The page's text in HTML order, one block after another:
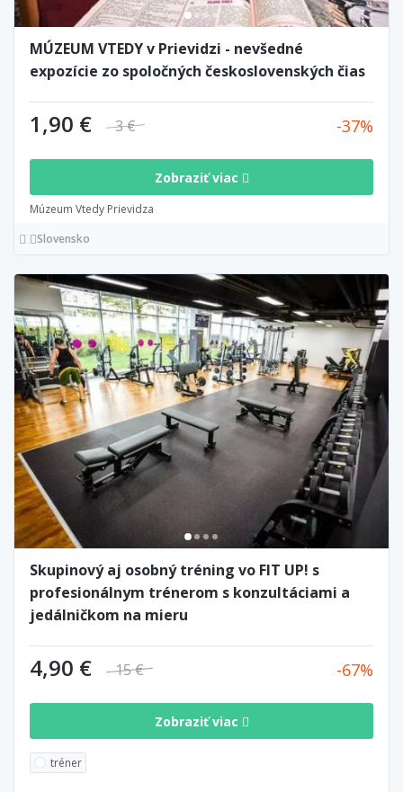
MÚZEUM VTEDY v Prievidzi - nevšedné
expozície zo spoločných československých čias
1,90 € 3 € 37
Zobraziť viac
Múzeum Vtedy Prievidza
Slovensko
Skupinový aj osobný tréning vo FIT UP! s
profesionálnym trénerom s konzultáciami a
jedálničkom na mieru
4,90 € 15 € 67
Zobraziť viac
tréner